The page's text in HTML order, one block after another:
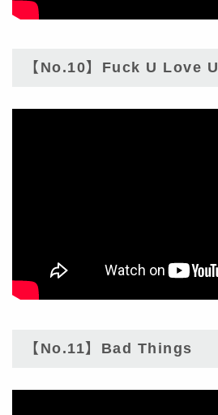
【No.10】Fuck U Love U
【No.11】Bad Things